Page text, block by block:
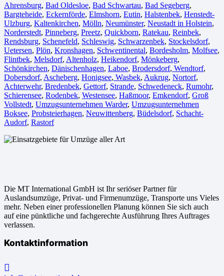
Ahrensburg, Bad Oldesloe, Bad Schwartau, Bad Segeberg,
Bargteheide, Eckernförde, Elmshorn, Eutin, Halstenbek, Henstedt-
Ulzburg, Kaltenkirchen, Mölln, Neumünster, Neustadt in Holstein,
Norderstedt, Pinneberg, Preetz, Quickborn, Ratekau, Reinbek,
Rendsburg, Schenefeld, Schleswig, Schwarzenbek, Stockelsdorf,
Uetersen, Plön, Kronshagen, Schwentinental, Bordesholm, Molfsee,
Flintbek, Melsdorf, Altenholz, Heikendorf, Mönkeberg,
Schönkirchen, Dänischenhagen, Laboe, Brodersdorf, Wendtorf,
Dobersdorf, Ascheberg, Honigsee, Wasbek, Aukrug, Nortorf,
Achterwehr, Bredenbek, Gettorf, Strande, Schwedeneck, Rumohr,
Schierensee, Rodenbek, Westensee, Haßmoor, Emkendorf, Groß
Vollstedt, Umzugsunternehmen Warder, Umzugsunternehmen
Boksee, Probsteierhagen, Neuwittenberg, Büdelsdorf, Schacht-
Audorf, Rastorf
Die MT International GmbH ist Ihr seriöser Partner für
Auslandsumzüge, Privat- und Firmenumzüge, Transporte uns Vieles
mehr. Neben einer professionellen Planung können Sie sich auch
auf eine pünktliche und fachgerechte Ausführung Ihres Auftrages
verlassen.
Kontaktinformation